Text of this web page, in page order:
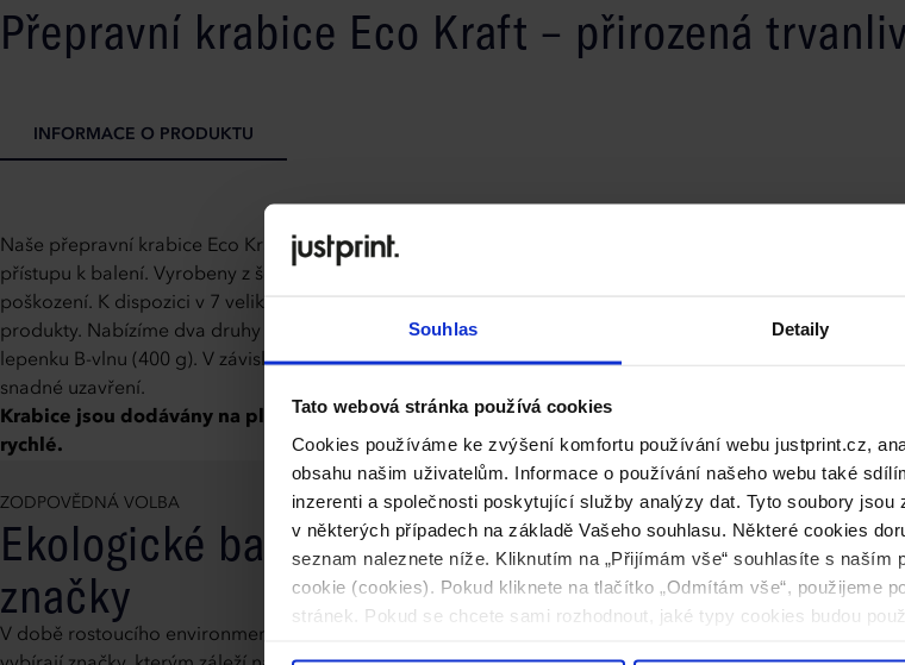
Souhlas Detaily
Tato webová stránka používá cookies
Cookies používáme ke zvýšení komfortu používání webu justprint.cz,
obsahu našim uživatelům. Informace o používání našeho webu také
inzerenti a společnosti poskytující služby analýzy dat. Tyto soubory
v některých případech na základě Vašeho souhlasu. Některé cookies
seznam naleznete níže. Kliknutím na „Přijímám vše“ souhlasíte s
cookie (cookies). Pokud kliknete na tlačítko „Odmítám vše“, použijeme
stránek. Pokud se chcete sami rozhodnout, jaké typy cookies budou
Přepravní krabice Eco Kraft – přirozená
INFORMACE O PRODUKTU
Naše přepravní krabice Eco Kraft jsou vynikající volbou pro firmy, které si cení trvanlivosti, estetiky a
přístupu k balení. Vyrobeny z šedé kraftové lepenky kombinují surový, přírodní vzhled s vysokou
poškození. K dispozici v 7 velikostech – od 120 x 140 x 80 mm do 420 x 370 x 120 mm – dokonale se hodí
produkty. Nabízíme dva druhy odolné lepenky: lehkou třívrstvou lepenku E-vlnu (390 g) a odolnější
lepenku B-vlnu (400 g). V závislosti na Vašich potřebách mohou být krabice vybaveny lepicími a trhacími
snadné uzavření.
Krabice jsou dodávány na plocho pro vlastnoruční složení. Složení krabic je jednoduché,
rychlé.
ZODPOVĚDNÁ VOLBA
Ekologické balení pro uvědomělé
značky
V době rostoucího environmentálního povědomí si spotřebitelé stále častěji